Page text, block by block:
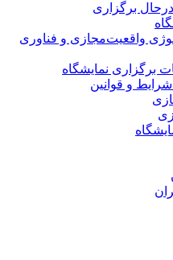
درحال برگزاری
واقعیت‌مجازی و فناوری
برگزاری نمایشگاه
و قوانین